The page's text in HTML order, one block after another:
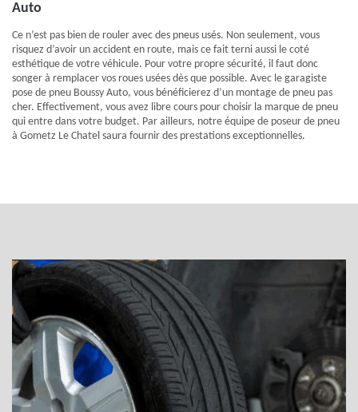
Auto
Ce n’est pas bien de rouler avec des pneus usés. Non seulement, vous
risquez d’avoir un accident en route, mais ce fait terni aussi le coté
esthétique de votre véhicule. Pour votre propre sécurité, il faut donc
songer à remplacer vos roues usées dès que possible. Avec le garagiste
pose de pneu Boussy Auto, vous bénéficierez d’un montage de pneu pas
cher. Effectivement, vous avez libre cours pour choisir la marque de pneu
qui entre dans votre budget. Par ailleurs, notre équipe de poseur de pneu
à Gometz Le Chatel saura fournir des prestations exceptionnelles.